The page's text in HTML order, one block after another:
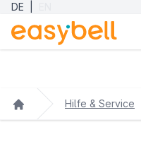
Zum Hauptinhalt springen
DE
Hilfe & Service